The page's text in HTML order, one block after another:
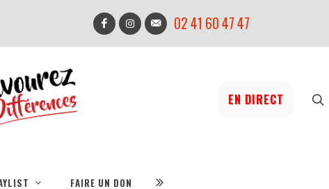
02 41 60 47 47
EN DIRECT
FAIRE UN DON